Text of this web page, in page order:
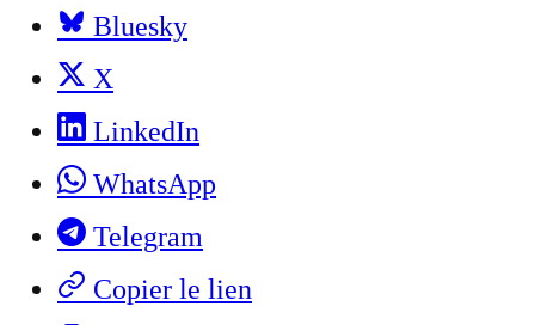
Bluesky
X
LinkedIn
WhatsApp
Telegram
Copier le lien